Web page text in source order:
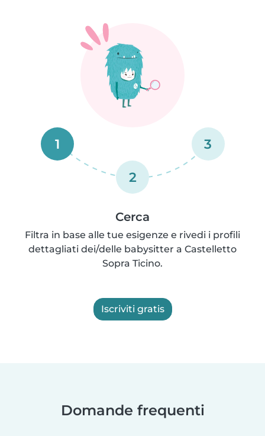
1
2
3
Cerca
Filtra in base alle tue esigenze e rivedi i profili
dettagliati dei/delle babysitter a Castelletto
Sopra Ticino.
Iscriviti gratis
Domande frequenti